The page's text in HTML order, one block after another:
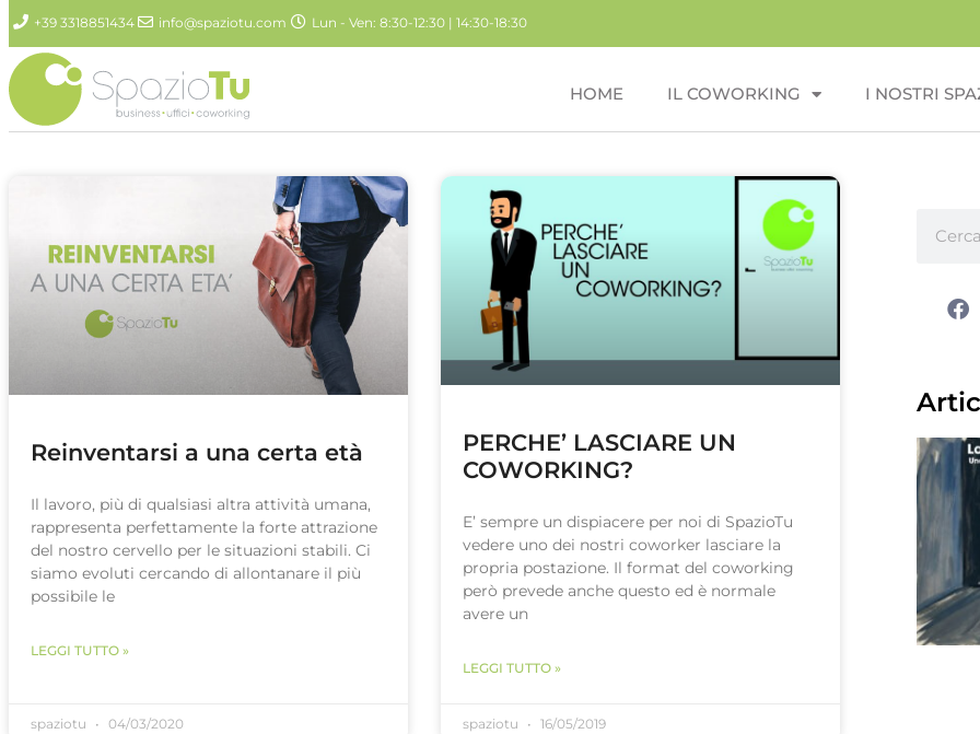
+39 3318851434 info@spaziotu.com Lun - Ven: 8:30-12:30 | 14:30-18:30
HOME IL COWORKING I NOSTRI
Reinventarsi a una certa età
Il lavoro, più di qualsiasi altra attività umana,
rappresenta perfettamente la forte attrazione
del nostro cervello per le situazioni stabili. Ci
siamo evoluti cercando di allontanare il più
possibile le
LEGGI TUTTO »
spaziotu 04/03/2020
PERCHE’ LASCIARE UN
COWORKING?
E’ sempre un dispiacere per noi di SpazioTu
vedere uno dei nostri coworker lasciare la
propria postazione. Il format del coworking
però prevede anche questo ed è normale
avere un
LEGGI TUTTO »
spaziotu 16/05/2019